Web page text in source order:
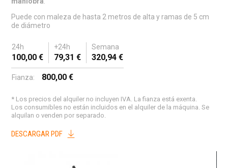
Puede con maleza de hasta 2 metros de alta y ramas de 5 cm
de diámetro
24h +24h Semana
100,00 € 79,31 € 320,94 €
Fianza: 800,00 €
* Los precios del alquiler no incluyen IVA. La fianza está exenta.
Los consumibles no están incluidos en el alquiler de la máquina. Se
alquilan o venden por separado.
DESCARGAR PDF